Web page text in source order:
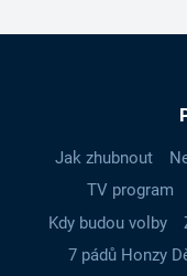
Jak zhubnout
TV program
Kdy budou volby
7 pádů Honzy